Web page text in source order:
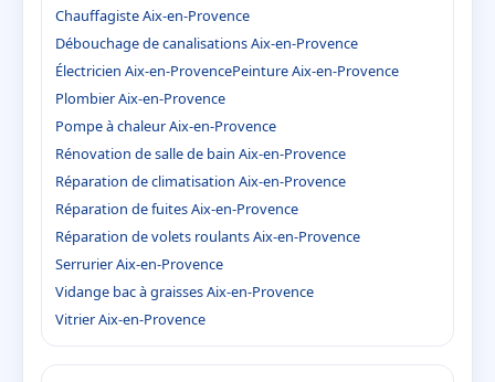
Chauffagiste Aix-en-Provence
Débouchage de canalisations Aix-en-Provence
Électricien Aix-en-ProvencePeinture Aix-en-Provence
Plombier Aix-en-Provence
Pompe à chaleur Aix-en-Provence
Rénovation de salle de bain Aix-en-Provence
Réparation de climatisation Aix-en-Provence
Réparation de fuites Aix-en-Provence
Réparation de volets roulants Aix-en-Provence
Serrurier Aix-en-Provence
Vidange bac à graisses Aix-en-Provence
Vitrier Aix-en-Provence